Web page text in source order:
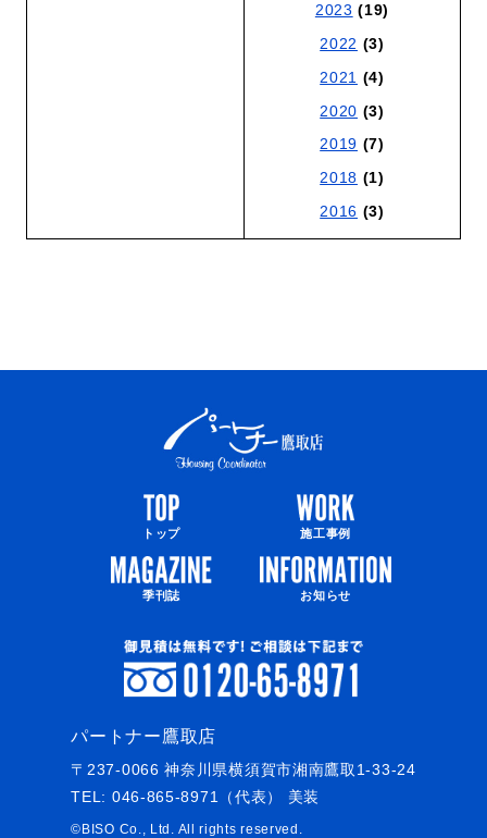
2023 (19)
2022 (3)
2021 (4)
2020 (3)
2019 (7)
2018 (1)
2016 (3)
トップ 施工事例
季刊誌 お知らせ
パートナー鷹取店
〒237-0066 神奈川県横須賀市湘南鷹取1-33-24
TEL: 046-865-8971 （代表） 美装
©BISO Co., Ltd. All rights reserved.